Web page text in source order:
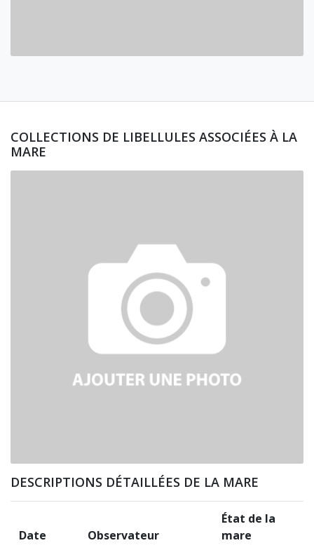
COLLECTIONS DE LIBELLULES ASSOCIÉES À LA
MARE
DESCRIPTIONS DÉTAILLÉES DE LA MARE
Date Observateur
État de la
mare